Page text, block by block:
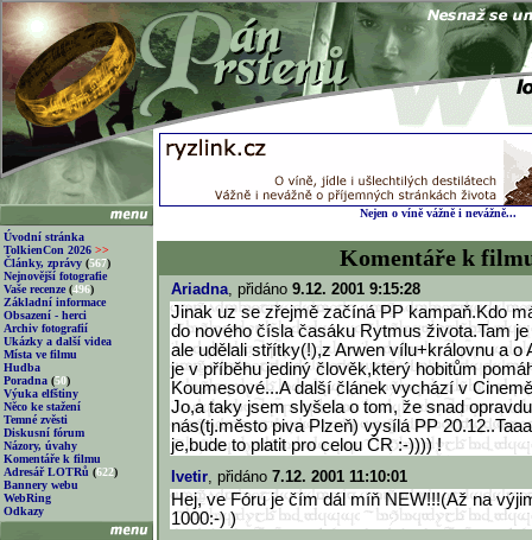
Úvodní stránka
TolkienCon 2026 >>
Články, zprávy (567)
Nejnovější fotografie
Vaše recenze (496)
Základní informace
Obsazení - herci
Archiv fotografií
Ukázky a další videa
Místa ve filmu
Hudba
Poradna (50)
Výuka elfštiny
Něco ke stažení
Temné zvěsti
Diskusní fórum
Názory, úvahy
Komentáře k filmu
Adresář LOTRů (622)
Bannery webu
WebRing
Odkazy
Nejen o víně vážně i nevážně...
Komentáře k
Ariadna, přidáno 9.12. 2001 9:15:28
Jinak uz se zřejmě začíná PP kampaň.Kdo
do nového čísla časáku Rytmus života.Tam
ale udělali střítky(!),z Arwen vílu+královnu a o
je v příběhu jediný člověk,který hobitům
Koumesové...A další článek vychází v
Jo,a taky jsem slyšela o tom, že snad
nás(tj.město piva Plzeň) vysílá PP
je,bude to platit pro celou ČR :-)))) !
Ivetir, přidáno 7.12. 2001 11:10:01
Hej, ve Fóru je čím dál míň NEW!!!(Až na
1000:-) )